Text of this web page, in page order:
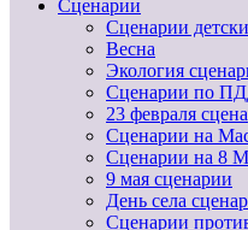
Сценарии
Сценарии
Весна
Экология
Сценарии по
23 февраля
Сценарии на
Сценарии на 8
9 мая сценарии
День села
Сценарии